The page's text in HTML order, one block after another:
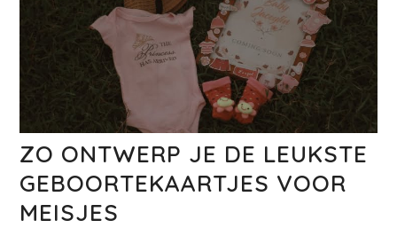
ZO ONTWERP JE DE LEUKSTE
GEBOORTEKAARTJES VOOR
MEISJES